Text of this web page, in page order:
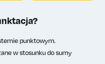
punktowym.
w stosunku do sumy